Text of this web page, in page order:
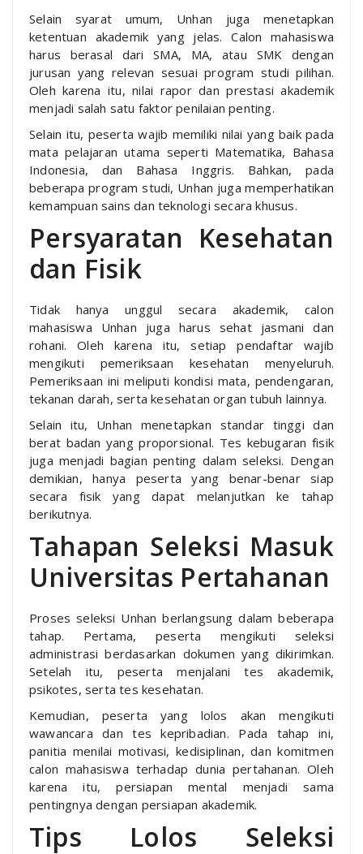
Selain syarat umum, Unhan juga menetapkan
ketentuan akademik yang jelas. Calon mahasiswa
harus berasal dari SMA, MA, atau SMK dengan
jurusan yang relevan sesuai program studi pilihan.
Oleh karena itu, nilai rapor dan prestasi akademik
menjadi salah satu faktor penilaian penting.
Selain itu, peserta wajib memiliki nilai yang baik pada
mata pelajaran utama seperti Matematika, Bahasa
Indonesia, dan Bahasa Inggris. Bahkan, pada
beberapa program studi, Unhan juga memperhatikan
kemampuan sains dan teknologi secara khusus.
Persyaratan Kesehatan
dan Fisik
Tidak hanya unggul secara akademik, calon
mahasiswa Unhan juga harus sehat jasmani dan
rohani. Oleh karena itu, setiap pendaftar wajib
mengikuti pemeriksaan kesehatan menyeluruh.
Pemeriksaan ini meliputi kondisi mata, pendengaran,
tekanan darah, serta kesehatan organ tubuh lainnya.
Selain itu, Unhan menetapkan standar tinggi dan
berat badan yang proporsional. Tes kebugaran fisik
juga menjadi bagian penting dalam seleksi. Dengan
demikian, hanya peserta yang benar-benar siap
secara fisik yang dapat melanjutkan ke tahap
berikutnya.
Tahapan Seleksi Masuk
Universitas Pertahanan
Proses seleksi Unhan berlangsung dalam beberapa
tahap. Pertama, peserta mengikuti seleksi
administrasi berdasarkan dokumen yang dikirimkan.
Setelah itu, peserta menjalani tes akademik,
psikotes, serta tes kesehatan.
Kemudian, peserta yang lolos akan mengikuti
wawancara dan tes kepribadian. Pada tahap ini,
panitia menilai motivasi, kedisiplinan, dan komitmen
calon mahasiswa terhadap dunia pertahanan. Oleh
karena itu, persiapan mental menjadi sama
pentingnya dengan persiapan akademik.
Tips Lolos Seleksi